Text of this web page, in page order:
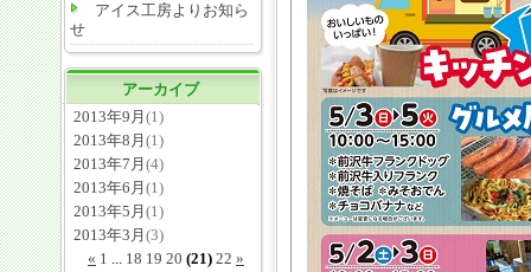
アイス工房よりお知ら
せ
アーカイブ
2013年9月 (1)
2013年8月 (1)
2013年7月 (4)
2013年6月 (1)
2013年5月 (1)
2013年3月 (3)
« 1 ... 18 19 20 (21) 22 »